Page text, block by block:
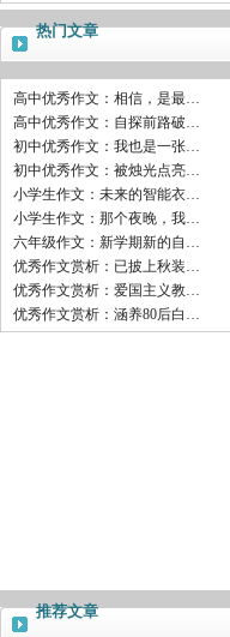
热门文章
高中优秀作文：相信，是最…
高中优秀作文：自探前路破…
初中优秀作文：我也是一张…
初中优秀作文：被烛光点亮…
小学生作文：未来的智能衣…
小学生作文：那个夜晚，我…
六年级作文：新学期新的自…
优秀作文赏析：已披上秋装…
优秀作文赏析：爱国主义教…
优秀作文赏析：涵养80后白…
推荐文章